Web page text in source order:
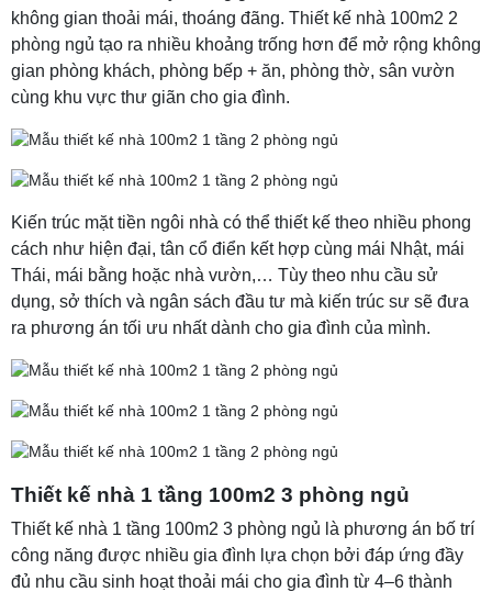
không gian thoải mái, thoáng đãng. Thiết kế nhà 100m2 2
phòng ngủ tạo ra nhiều khoảng trống hơn để mở rộng không
gian phòng khách, phòng bếp + ăn, phòng thờ, sân vườn
cùng khu vực thư giãn cho gia đình.
Kiến trúc mặt tiền ngôi nhà có thể thiết kế theo nhiều phong
cách như hiện đại, tân cổ điển kết hợp cùng mái Nhật, mái
Thái, mái bằng hoặc nhà vườn,… Tùy theo nhu cầu sử
dụng, sở thích và ngân sách đầu tư mà kiến trúc sư sẽ đưa
ra phương án tối ưu nhất dành cho gia đình của mình.
Thiết kế nhà 1 tầng 100m2 3 phòng ngủ
Thiết kế nhà 1 tầng 100m2 3 phòng ngủ là phương án bố trí
công năng được nhiều gia đình lựa chọn bởi đáp ứng đầy
đủ nhu cầu sinh hoạt thoải mái cho gia đình từ 4–6 thành